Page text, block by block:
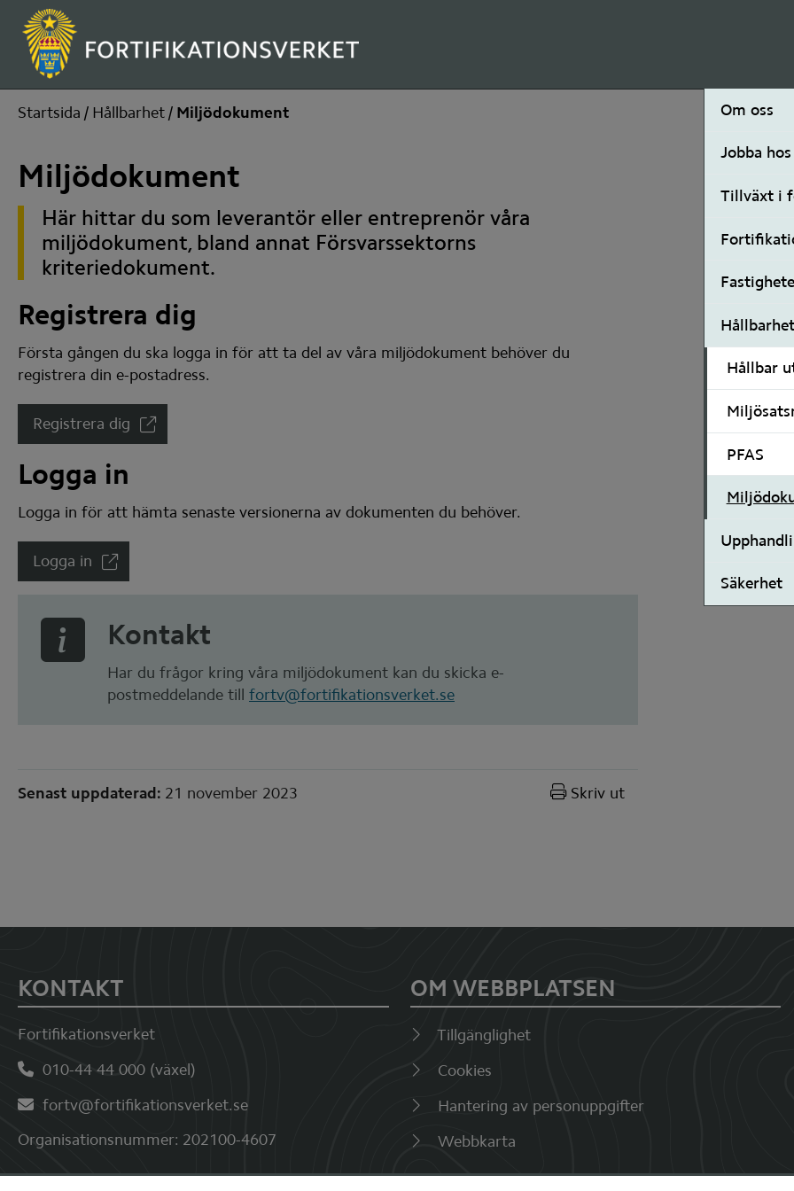
Om oss
Jobba hos
Tillväxt i
Hållbarhet
Hållbar
PFAS
Säkerhet
Startsida / Hållbarhet/ Miljödokument
Miljödokument
Här hittar du som leverantör eller entreprenör våra
miljödokument, bland annat Försvarssektorns
kriteriedokument.
Registrera dig
Första gången du ska logga in för att ta del av våra miljödokument behöver du
registrera din e-postadress.
Registrera dig
(Länk till annan webbplats)
Logga in
Logga in för att hämta senaste versionerna av dokumenten du behöver.
Logga in
(Länk till annan webbplats)
Kontakt
Har du frågor kring våra miljödokument kan du skicka e-
postmeddelande till fortv@fortifikationsverket.se
Sidinformation
Senast uppdaterad: 21 november 2023 Skriv ut
Sidfot
KONTAKT
Fortifikationsverket
010-44 44 000 (växel)
fortv@fortifikationsverket.se
Organisationsnummer: 202100-4607
OM WEBBPLATSEN
Tillgänglighet
Cookies
Hantering av personuppgifter
Webbkarta